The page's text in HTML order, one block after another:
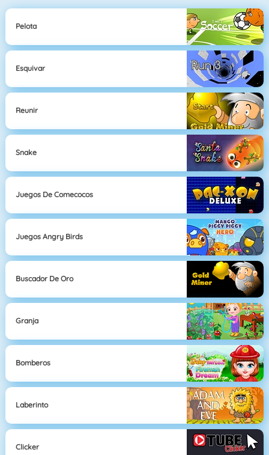
Pelota
Esquivar
Reunir
Snake
Juegos De Comecocos
Juegos Angry Birds
Buscador De Oro
Granja
Bomberos
Laberinto
Clicker